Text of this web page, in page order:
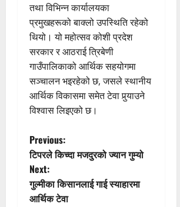
तथा विभिन्न कार्यालयका
प्रमुखहरूको बाक्लो उपस्थिति रहेको
थियो। यो महोत्सव कोशी प्रदेश
सरकार र आठराई त्रिबेणी
गाउँपालिकाको आर्थिक सहयोगमा
सञ्चालन भइरहेको छ, जसले स्थानीय
आर्थिक विकासमा समेत टेवा पुर्‍याउने
विश्वास लिइएको छ।
P
o
s
Previous:
टिपरले किच्दा मजदुरको ज्यान गुम्यो
Next:
गुल्मीका किसानलाई गाई स्याहारमा
आर्थिक टेवा